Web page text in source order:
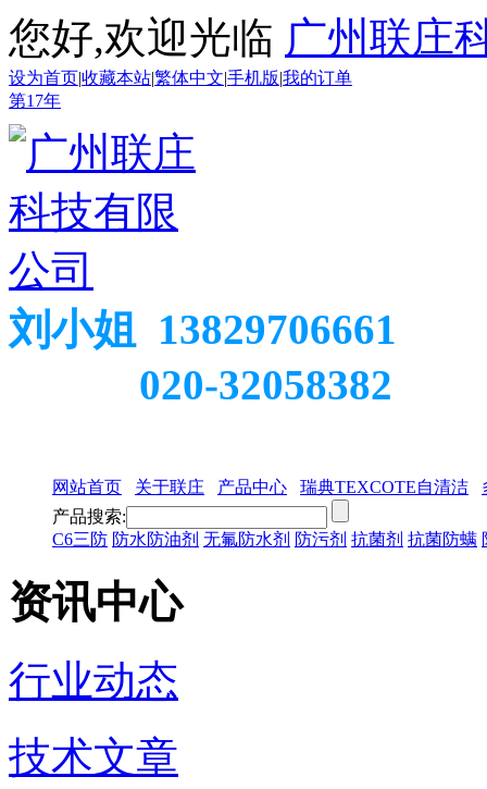
您好,欢迎光临 广州联庄
设为首页|收藏本站|繁体中文|手机版|我的订单
第17年
刘小姐 13829706661
020-32058382
网站首页 关于联庄 产品中心 瑞典TEXCOTE自清洁
产品搜索:
C6三防 防水防油剂 无氟防水剂 防污剂 抗菌剂 抗菌防螨
资讯中心
行业动态
技术文章